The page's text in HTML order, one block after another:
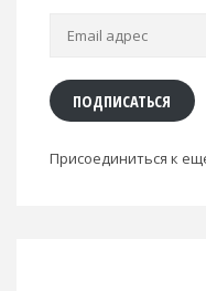
Email
ПОДПИСАТЬСЯ
Присоединиться к